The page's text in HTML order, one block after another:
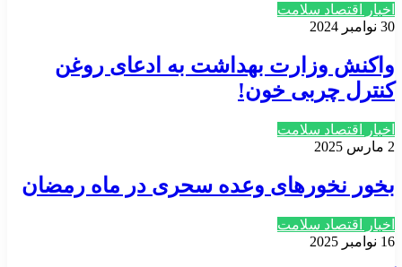
اخبار اقتصاد سلامت
30 نوامبر 2024
واکنش وزارت بهداشت به ادعای روغن‌
کنترل چربی خون!
اخبار اقتصاد سلامت
2 مارس 2025
بخور نخورهای وعده سحری در ماه رمضان
اخبار اقتصاد سلامت
16 نوامبر 2025